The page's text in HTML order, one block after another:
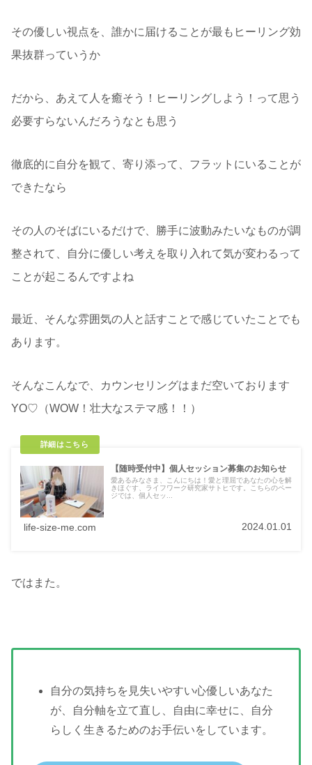
その優しい視点を、誰かに届けることが最もヒーリング効
果抜群っていうか
だから、あえて人を癒そう！ヒーリングしよう！って思う
必要すらないんだろうなとも思う
徹底的に自分を観て、寄り添って、フラットにいることが
できたなら
その人のそばにいるだけで、勝手に波動みたいなものが調
整されて、自分に優しい考えを取り入れて気が変わるって
ことが起こるんですよね
最近、そんな雰囲気の人と話すことで感じていたことでも
あります。
そんなこんなで、カウンセリングはまだ空いております
YO♡（WOW！壮大なステマ感！！）
【随時受付中】個人セッション募集のお知らせ
愛あるみなさま、こんにちは！愛と理屈であなたの心を解
きほぐす、ライフワーク研究家サトヒです。こちらのペー
ジでは、個人セッ...
life-size-me.com 2024.01.01
ではまた。
自分の気持ちを見失いやすい心優しいあなた
が、自分軸を立て直し、自由に幸せに、自分
らしく生きるためのお手伝いをしています。